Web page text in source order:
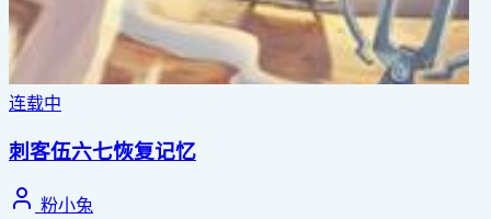
连载中
刺客伍六七恢复记忆
粉小兔